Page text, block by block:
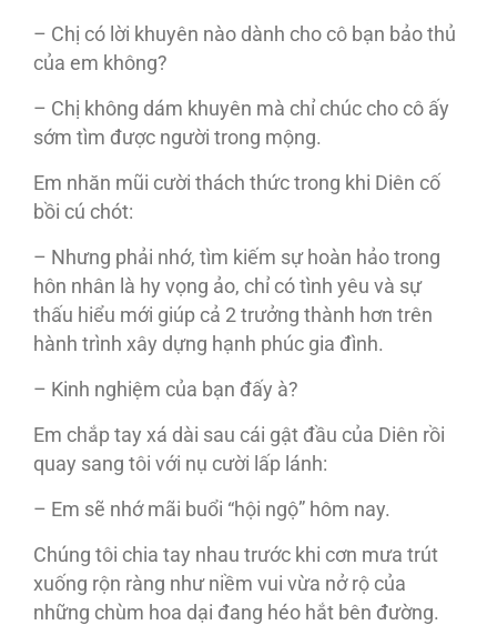
– Chị có lời khuyên nào dành cho cô bạn bảo thủ
của em không?
– Chị không dám khuyên mà chỉ chúc cho cô ấy
sớm tìm được người trong mộng.
Em nhăn mũi cười thách thức trong khi Diên cố
bồi cú chót:
– Nhưng phải nhớ, tìm kiếm sự hoàn hảo trong
hôn nhân là hy vọng ảo, chỉ có tình yêu và sự
thấu hiểu mới giúp cả 2 trưởng thành hơn trên
hành trình xây dựng hạnh phúc gia đình.
– Kinh nghiệm của bạn đấy à?
Em chắp tay xá dài sau cái gật đầu của Diên rồi
quay sang tôi với nụ cười lấp lánh:
– Em sẽ nhớ mãi buổi “hội ngộ” hôm nay.
Chúng tôi chia tay nhau trước khi cơn mưa trút
xuống rộn ràng như niềm vui vừa nở rộ của
những chùm hoa dại đang héo hắt bên đường.